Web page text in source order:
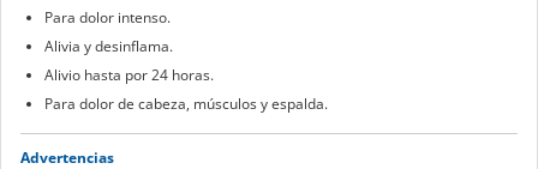
Para dolor intenso.
Alivia y desinflama.
Alivio hasta por 24 horas.
Para dolor de cabeza, músculos y espalda.
Advertencias